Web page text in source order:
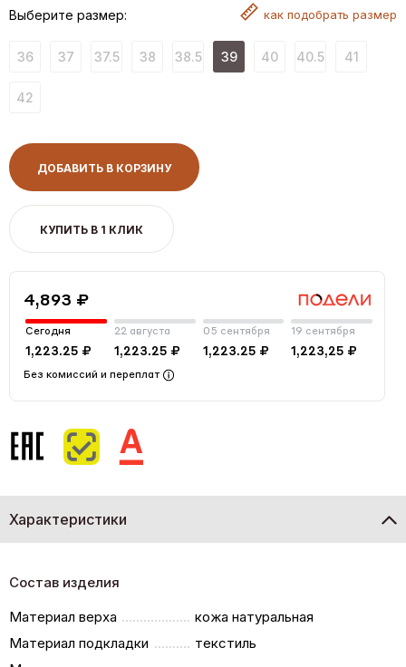
Выберите размер: как подобрать размер
36 37 37.5 38 38.5 39 40 40.5 41
42
ДОБАВИТЬ В КОРЗИНУ
КУПИТЬ В 1 КЛИК
4,893 ₽
Сегодня
1,223.25 ₽
22 августа
1,223.25 ₽
05 сентября
1,223.25 ₽
19 сентября
1,223,25 ₽
Без комиссий и переплат
Характеристики
Состав изделия
Материал верха
кожа натуральная
Материал подкладки
текстиль